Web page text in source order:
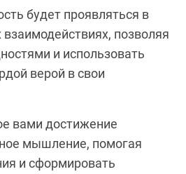
будет проявляться в
позволяя
и использовать
верой в свои
вами достижение
мышление, помогая
и сформировать